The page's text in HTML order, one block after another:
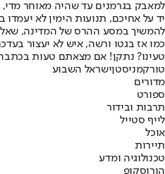
למאבק בגרמנים עד שהיה מאוחר מדי,
יד על אחיכם, תנועות הימין לא
להמשיך במסע ההרס של המדינה,
כמו אז בגטו ורשה, איש לא יעצור
טעינו? נתקן! אם מצאתם טעות
טורקמניסטןישראל השבוע
מדורים
ספורט
תרבות ובידור
לייף סטייל
אוכל
תיירות
טכנולוגיה ומדע
הורוסקופ